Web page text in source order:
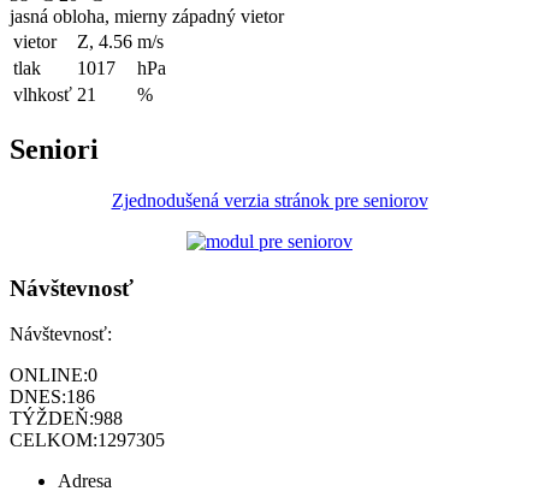
jasná obloha, mierny západný vietor
vietor
Z, 4.56 m/s
tlak
1017
hPa
vlhkosť 21 %
Seniori
Zjednodušená verzia stránok pre seniorov
Návštevnosť
Návštevnosť:
ONLINE:0
DNES:186
TÝŽDEŇ:988
CELKOM:1297305
Adresa